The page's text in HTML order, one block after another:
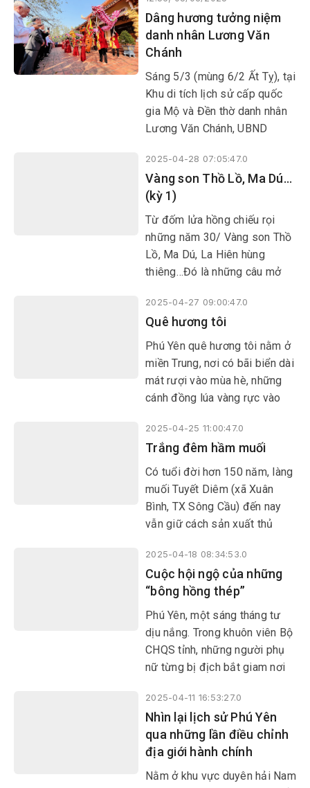
Dâng hương tưởng niệm
danh nhân Lương Văn
Chánh
Sáng 5/3 (mùng 6/2 Ất Tỵ), tại
Khu di tích lịch sử cấp quốc
gia Mộ và Đền thờ danh nhân
Lương Văn Chánh, UBND
Sở VHTT&DL tổ chức lễ dâng
hương tưởng niệm danh nhân
Lương Văn Chánh và các bậc
tiền nhân đã có công khai
khẩn, tạo dựng vùng đất Phú
Yên.
2025-04-28 07:05:47.0
Vàng son Thồ Lồ, Ma Dú…
(kỳ 1)
Từ đốm lửa hồng chiếu rọi
những năm 30/ Vàng son Thồ
Lồ, Ma Dú, La Hiên hùng
thiêng…Đó là những câu mở
Yên” được nhạc sĩ Văn Chừng
sáng tác năm 1989, khi tỉnh
Phú Yên tái lập. Bài hát vô
cùng sống động với những địa
danh là căn cứ cách mạng của
quê hương Phú Yên trong suốt
vĩ đại.
2025-04-27 09:00:47.0
Quê hương tôi
Phú Yên quê hương tôi nằm ở
miền Trung, nơi có bãi biển dài
mát rượi vào mùa hè, những
cánh đồng lúa vàng rực vào
thắng đi vào lịch sử, thơ ca…
được mọi người biết đến. Và
quê hương tôi đang vươn mình
phát triển sau 50 năm đất
nước hòa bình.
2025-04-25 11:00:47.0
Trắng đêm hầm muối
Có tuổi đời hơn 150 năm, làng
muối Tuyết Diêm (xã Xuân
Bình, TX Sông Cầu) đến nay
vẫn giữ cách sản xuất thủ
cái nóng ban ngày, diêm dân
phải thức trắng đêm để hầm
muối. Muối trải qua quá trình
hầm sẽ trở nên tinh khiết, mặn
mà không chát.
2025-04-18 08:34:53.0
Cuộc hội ngộ của những
“bông hồng thép”
​​​​​​​Phú Yên, một sáng tháng tư
dịu nắng. Trong khuôn viên Bộ
CHQS tỉnh, những người phụ
nữ từng bị địch bắt giam nơi
Côn Đảo, Phú Tài... về lại bên
nhau. Sau hơn nửa thế kỷ rời
chốn lao tù, dù mái tóc đã bạc
màu thời gian, dáng đi không
còn nhanh nhẹn, song ánh mắt
2025-04-11 16:53:27.0
Nhìn lại lịch sử Phú Yên
qua những lần điều chỉnh
địa giới hành chính
Nằm ở khu vực duyên hải Nam